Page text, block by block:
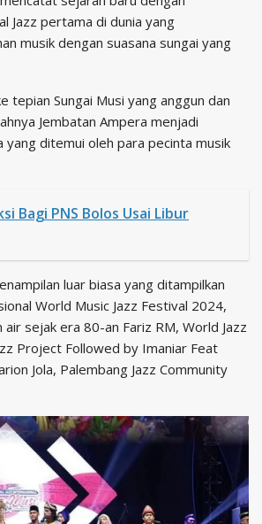
Jazz pertama di dunia yang
musik dengan suasana sungai yang
tepian Sungai Musi yang anggun dan
Jembatan Ampera menjadi
yang ditemui oleh para pecinta musik
Bagi PNS Bolos Usai Libur
luar biasa yang ditampilkan
World Music Jazz Festival 2024,
air sejak era 80-an Fariz RM, World Jazz
Project Followed by Imaniar Feat
Jola, Palembang Jazz Community